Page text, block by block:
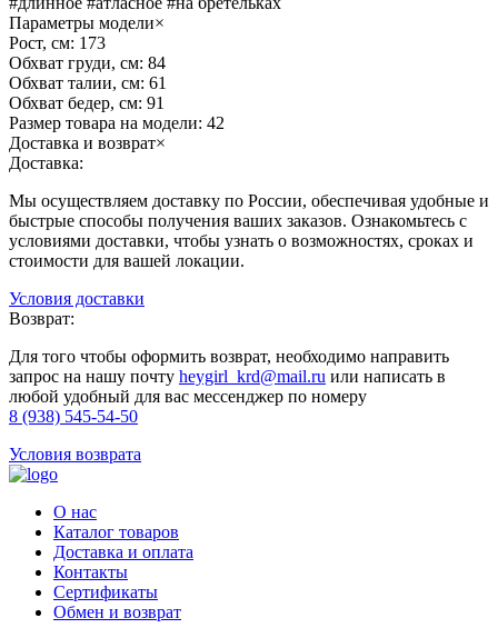
Параметры модели×
Рост, см: 173
Обхват груди, см: 84
Обхват талии, см: 61
Обхват бедер, см: 91
Размер товара на модели: 42
Доставка и возврат×
Доставка:
Мы осуществляем доставку по России, обеспечивая удобные и
быстрые способы получения ваших заказов. Ознакомьтесь с
условиями доставки, чтобы узнать о возможностях, сроках и
стоимости для вашей локации.
Условия доставки
Возврат:
Для того чтобы оформить возврат, необходимо направить
запрос на нашу почту heygirl_krd@mail.ru или написать в
любой удобный для вас мессенджер по номеру
8 (938) 545-54-50
Условия возврата
О нас
Каталог товаров
Доставка и оплата
Контакты
Сертификаты
Обмен и возврат